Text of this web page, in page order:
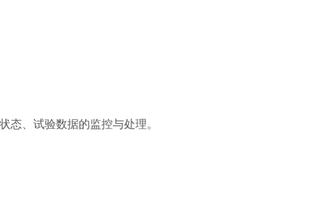
态、试验数据的监控与处理。